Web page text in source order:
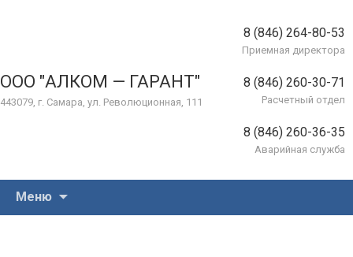
ООО "АЛКОМ — ГАРАНТ"
443079, г. Самара, ул. Революционная, 111
8 (846) 264-80-53
Приемная директора
8 (846) 260-30-71
Расчетный отдел
8 (846) 260-36-35
Аварийная служба
Меню